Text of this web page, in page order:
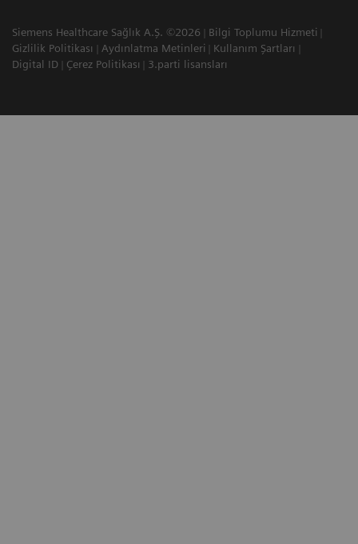
Siemens Healthcare Sağlık A.Ş. ©2026
Bilgi Toplumu Hizmeti
Gizlilik Politikası
Aydınlatma Metinleri
Kullanım Şartları
Digital ID
Çerez Politikası 3.parti lisansları